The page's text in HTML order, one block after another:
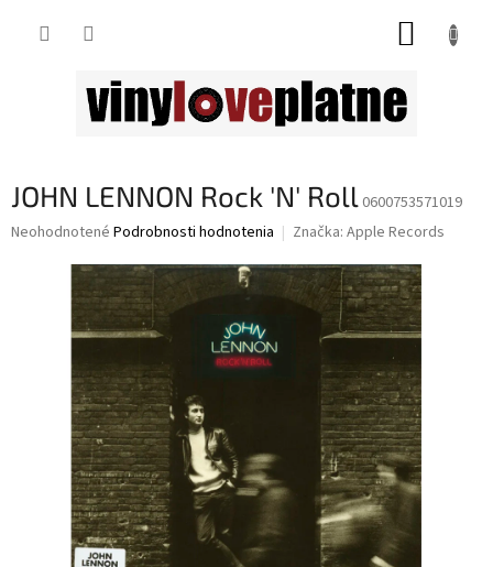
JOHN LENNON Rock 'N' Roll 0600753571019
Priemerné
hviezdičiek.
Neohodnotené Podrobnosti hodnotenia Značka: Apple Records